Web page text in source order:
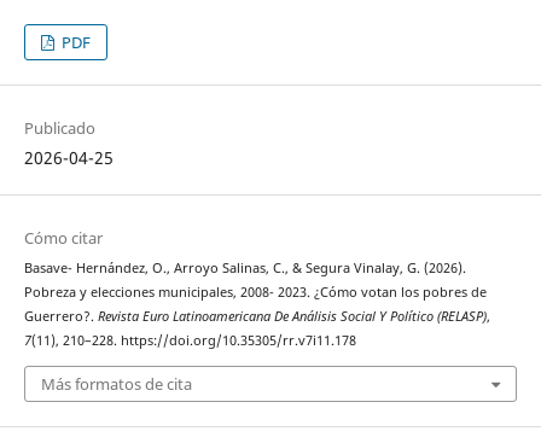
PDF
Publicado
2026-04-25
Cómo citar
Basave- Hernández, O., Arroyo Salinas, C., & Segura Vinalay, G. (2026).
Pobreza y elecciones municipales, 2008- 2023. ¿Cómo votan los pobres de
Guerrero?. Revista Euro Latinoamericana De Análisis Social Y Político (RELASP),
7(11), 210–228. https://doi.org/10.35305/rr.v7i11.178
Más formatos de cita